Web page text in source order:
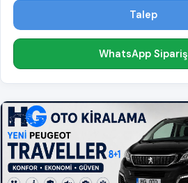
Talep
WhatsApp Sipariş